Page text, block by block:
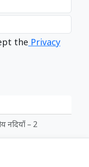
the Privacy
नदियाँ – 2